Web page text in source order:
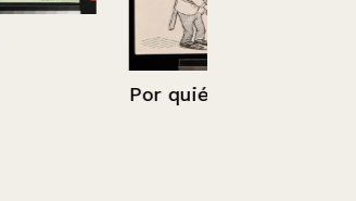
Por quién votará